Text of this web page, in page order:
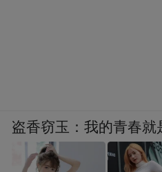
盗香窃玉：我的青春就